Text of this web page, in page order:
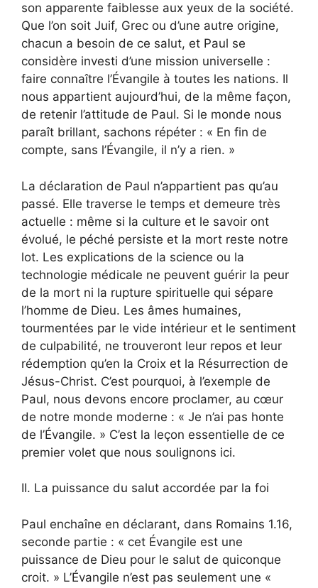
son apparente faiblesse aux yeux de la société.
Que l’on soit Juif, Grec ou d’une autre origine,
chacun a besoin de ce salut, et Paul se
considère investi d’une mission universelle :
faire connaître l’Évangile à toutes les nations. Il
nous appartient aujourd’hui, de la même façon,
de retenir l’attitude de Paul. Si le monde nous
paraît brillant, sachons répéter : « En fin de
compte, sans l’Évangile, il n’y a rien. »
La déclaration de Paul n’appartient pas qu’au
passé. Elle traverse le temps et demeure très
actuelle : même si la culture et le savoir ont
évolué, le péché persiste et la mort reste notre
lot. Les explications de la science ou la
technologie médicale ne peuvent guérir la peur
de la mort ni la rupture spirituelle qui sépare
l’homme de Dieu. Les âmes humaines,
tourmentées par le vide intérieur et le sentiment
de culpabilité, ne trouveront leur repos et leur
rédemption qu’en la Croix et la Résurrection de
Jésus-Christ. C’est pourquoi, à l’exemple de
Paul, nous devons encore proclamer, au cœur
de notre monde moderne : « Je n’ai pas honte
de l’Évangile. » C’est la leçon essentielle de ce
premier volet que nous soulignons ici.
II. La puissance du salut accordée par la foi
Paul enchaîne en déclarant, dans Romains 1.16,
seconde partie : « cet Évangile est une
puissance de Dieu pour le salut de quiconque
croit. » L’Évangile n’est pas seulement une «